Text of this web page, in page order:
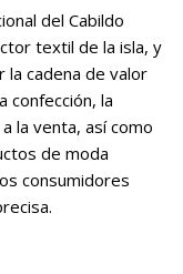
del Cabildo
textil de la isla, y
la cadena de valor
confección, la
la venta, así como
de moda
consumidores